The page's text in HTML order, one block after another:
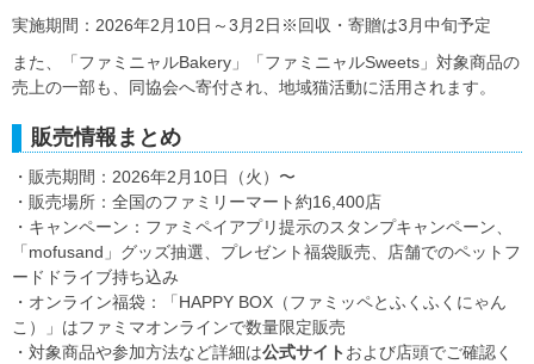
実施期間：2026年2月10日～3月2日※回収・寄贈は3月中旬予定
また、「ファミニャルBakery」「ファミニャルSweets」対象商品の
売上の一部も、同協会へ寄付され、地域猫活動に活用されます。
販売情報まとめ
・販売期間：2026年2月10日（火）〜
・販売場所：全国のファミリーマート約16,400店
・キャンペーン：ファミペイアプリ提示のスタンプキャンペーン、
「mofusand」グッズ抽選、プレゼント福袋販売、店舗でのペットフ
ードドライブ持ち込み
・オンライン福袋：「HAPPY BOX（ファミッペとふくふくにゃん
こ）」はファミマオンラインで数量限定販売
・対象商品や参加方法など詳細は公式サイト および店頭でご確認く